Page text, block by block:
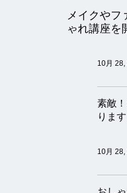
メイクやフ
ゃれ講座を
10月
素敵
りま
10月